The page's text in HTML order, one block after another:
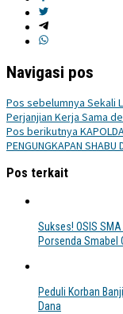
Navigasi pos
Pos sebelumnya Sekali
Perjanjian Kerja Sama
Pos berikutnya
PENGUNGKAPAN SHABU
Pos terkait
Sukses! OSIS
Porsenda Smabel
Peduli Korban
Dana